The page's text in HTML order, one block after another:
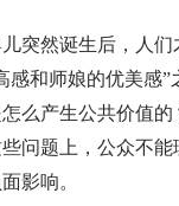
然诞生后，人们
和师娘的优美感”
么产生公共价值
问题上，公众不
影响。